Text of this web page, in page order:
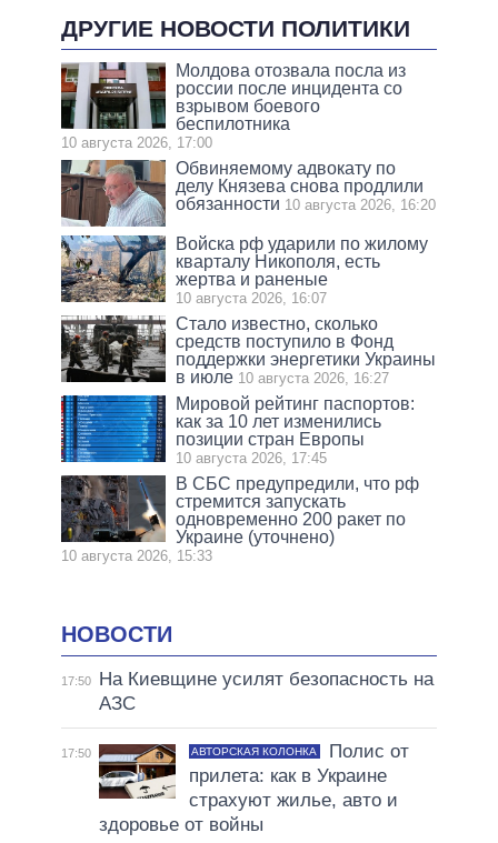
ДРУГИЕ НОВОСТИ ПОЛИТИКИ
Молдова отозвала посла из
россии после инцидента со
взрывом боевого
беспилотника
10 августа 2026, 17:00
Обвиняемому адвокату по
делу Князева снова продлили
обязанности 10 августа 2026, 16:20
Войска рф ударили по жилому
кварталу Никополя, есть
жертва и раненые
10 августа 2026, 16:07
Стало известно, сколько
средств поступило в Фонд
поддержки энергетики Украины
в июле 10 августа 2026, 16:27
Мировой рейтинг паспортов:
как за 10 лет изменились
позиции стран Европы
10 августа 2026, 17:45
В СБС предупредили, что рф
стремится запускать
одновременно 200 ракет по
Украине (уточнено)
10 августа 2026, 15:33
НОВОСТИ
17:50
На Киевщине усилят безопасность на
АЗС
17:50 АВТОРСКАЯ КОЛОНКА
Полис от
прилета: как в Украине
страхуют жилье, авто и
здоровье от войны